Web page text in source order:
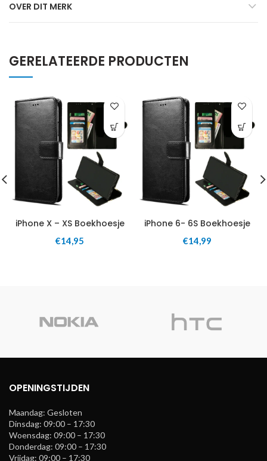
OVER DIT MERK
GERELATEERDE PRODUCTEN
iPhone X – XS Boekhoesje
€14,95
iPhone 6- 6S Boekhoesje
€14,99
OPENINGSTIJDEN
Maandag: Gesloten
Dinsdag: 09:00 – 17:30
Woensdag: 09:00 – 17:30
Donderdag: 09:00 – 17:30
Vrijdag: 09:00 – 17:30